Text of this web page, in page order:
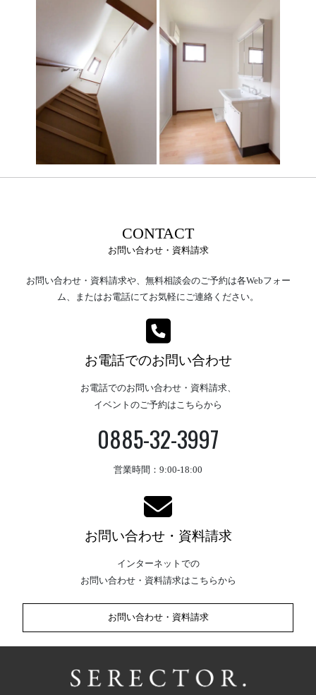
CONTACT
お問い合わせ・資料請求
お問い合わせ・資料請求や、無料相談会のご予約は各Webフォー
ム、またはお電話にてお気軽にご連絡ください。
お電話でのお問い合わせ
お電話でのお問い合わせ・資料請求、
イベントのご予約はこちらから
0885-32-3997
営業時間：9:00-18:00
お問い合わせ・資料請求
インターネットでの
お問い合わせ・資料請求はこちらから
お問い合わせ・資料請求